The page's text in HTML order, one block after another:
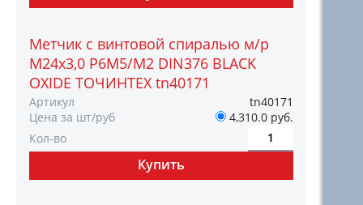
Метчик с винтовой спиралью м/р
М24х3,0 Р6М5/М2 DIN376 BLACK
OXIDE ТОЧИНТЕХ tn40171
Артикул
tn40171
Цена за шт/руб
4,310.0 руб.
Кол-во